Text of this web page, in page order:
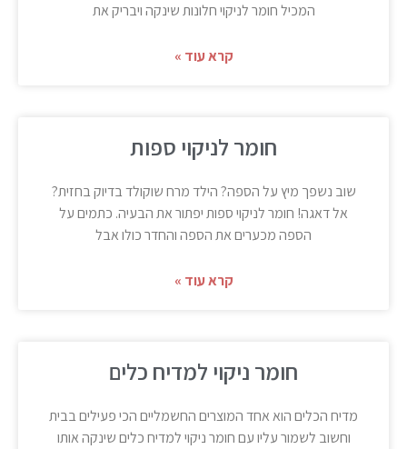
המכיל חומר לניקוי חלונות שינקה ויבריק את
קרא עוד »
חומר לניקוי ספות
שוב נשפך מיץ על הספה? הילד מרח שוקולד בדיוק בחזית?
אל דאגה! חומר לניקוי ספות יפתור את הבעיה. כתמים על
הספה מכערים את הספה והחדר כולו אבל
קרא עוד »
חומר ניקוי למדיח כלים
מדיח הכלים הוא אחד המוצרים החשמליים הכי פעילים בבית
וחשוב לשמור עליו עם חומר ניקוי למדיח כלים שינקה אותו